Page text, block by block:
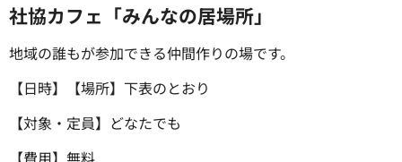
社協カフェ「みんなの居場所」
地域の誰もが参加できる仲間作りの場です。
【日時】【場所】下表のとおり
【対象・定員】どなたでも
【費用】無料